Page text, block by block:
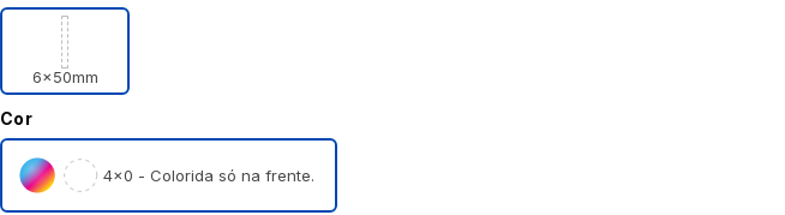
6x50mm
Cor
4×0 - Colorida só na frente.